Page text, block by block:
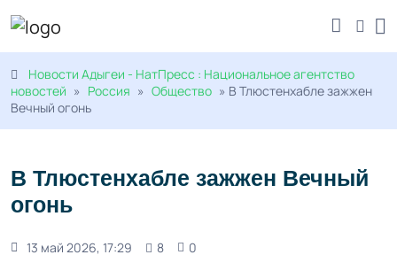
Новости Адыгеи - НатПресс : Национальное агентство
новостей » Россия » Общество » В Тлюстенхабле зажжен
Вечный огонь
В Тлюстенхабле зажжен Вечный
огонь
13 май 2026, 17:29 8 0